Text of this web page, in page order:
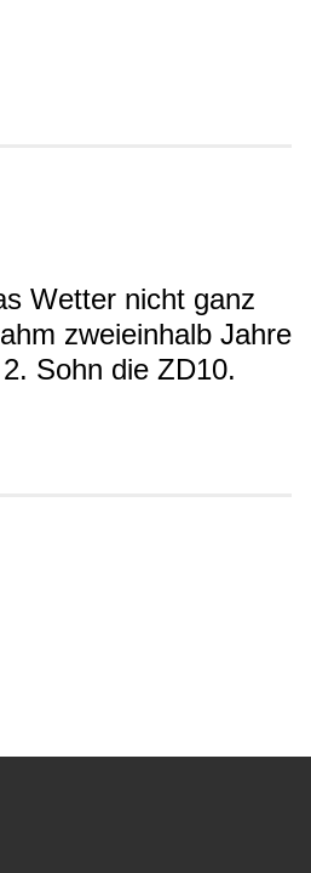
Wetter nicht ganz
zweieinhalb Jahre
Sohn die ZD10.